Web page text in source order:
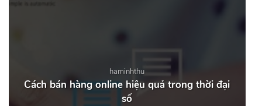
haminhthu
Cách bán hàng online hiệu quả trong thời đại
số